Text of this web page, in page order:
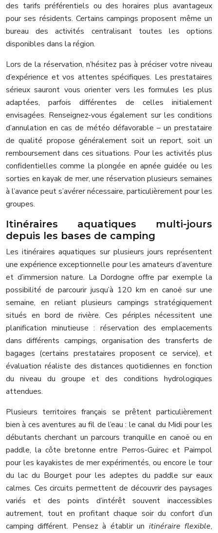
des tarifs préférentiels ou des horaires plus avantageux
pour ses résidents. Certains campings proposent même un
bureau des activités centralisant toutes les options
disponibles dans la région.
Lors de la réservation, n’hésitez pas à préciser votre niveau
d’expérience et vos attentes spécifiques. Les prestataires
sérieux sauront vous orienter vers les formules les plus
adaptées, parfois différentes de celles initialement
envisagées. Renseignez-vous également sur les conditions
d’annulation en cas de météo défavorable – un prestataire
de qualité propose généralement soit un report, soit un
remboursement dans ces situations. Pour les activités plus
confidentielles comme la plongée en apnée guidée ou les
sorties en kayak de mer, une réservation plusieurs semaines
à l’avance peut s’avérer nécessaire, particulièrement pour les
groupes.
Itinéraires aquatiques multi-jours
depuis les bases de camping
Les itinéraires aquatiques sur plusieurs jours représentent
une expérience exceptionnelle pour les amateurs d’aventure
et d’immersion nature. La Dordogne offre par exemple la
possibilité de parcourir jusqu’à 120 km en canoë sur une
semaine, en reliant plusieurs campings stratégiquement
situés en bord de rivière. Ces périples nécessitent une
planification minutieuse : réservation des emplacements
dans différents campings, organisation des transferts de
bagages (certains prestataires proposent ce service), et
évaluation réaliste des distances quotidiennes en fonction
du niveau du groupe et des conditions hydrologiques
attendues.
Plusieurs territoires français se prêtent particulièrement
bien à ces aventures au fil de l’eau : le canal du Midi pour les
débutants cherchant un parcours tranquille en canoë ou en
paddle, la côte bretonne entre Perros-Guirec et Paimpol
pour les kayakistes de mer expérimentés, ou encore le tour
du lac du Bourget pour les adeptes du paddle sur eaux
calmes. Ces circuits permettent de découvrir des paysages
variés et des points d’intérêt souvent inaccessibles
autrement, tout en profitant chaque soir du confort d’un
camping différent. Pensez à établir un itinéraire flexible,